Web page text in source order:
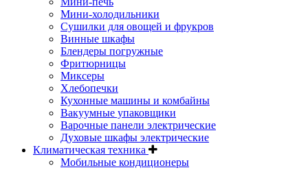
Мини-холодильники
Сушилки для овощей и фрукров
Винные шкафы
Блендеры погружные
Фритюрницы
Миксеры
Хлебопечки
Кухонные машины и комбайны
Вакуумные упаковщики
Варочные панели электрические
Духовые шкафы электрические
Климатическая техника
Мобильные кондиционеры